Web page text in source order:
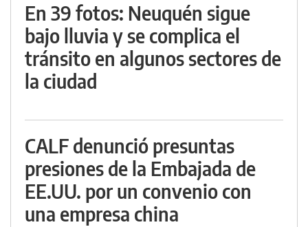
En 39 fotos: Neuquén sigue
bajo lluvia y se complica el
tránsito en algunos sectores de
la ciudad
CALF denunció presuntas
presiones de la Embajada de
EE.UU. por un convenio con
una empresa china